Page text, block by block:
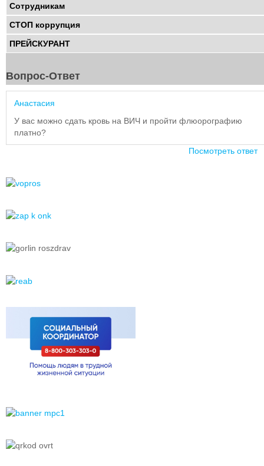
Сотрудникам
СТОП коррупция
ПРЕЙСКУРАНТ
Вопрос-Ответ
Анастасия
У вас можно сдать кровь на ВИЧ и пройти флюорографию
платно?
Посмотреть ответ